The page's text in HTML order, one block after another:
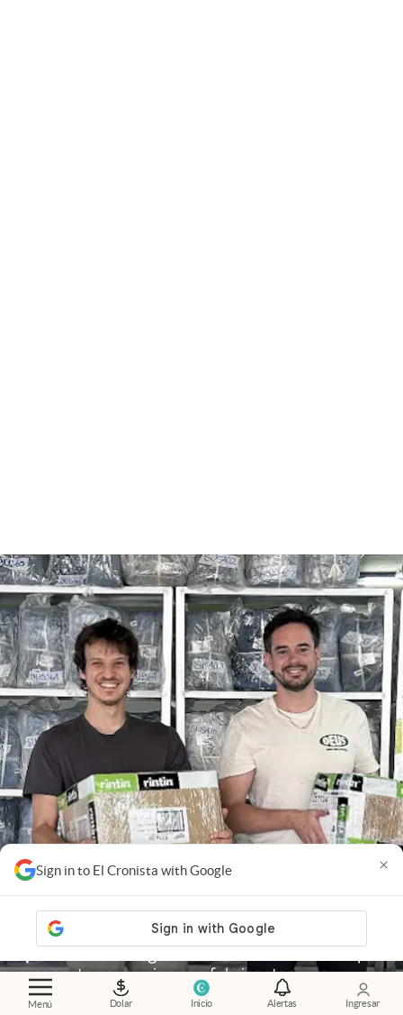
Menú Dolar Inicio Alertas Ingresar
Sign in to El Cronista with Google ×
Emprendedores.Argentinos crearon un marketplace
que conecta comercios con fabricantes y ya
levantaron millones de dólares